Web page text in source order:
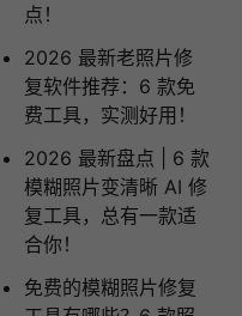
点！
2026 最新老照片修
复软件推荐：6 款免
费工具，实测好用！
2026 最新盘点 | 6 款
模糊照片变清晰 AI 修
复工具，总有一款适
合你！
免费的模糊照片修复